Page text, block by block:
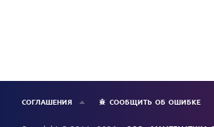
СОГЛАШЕНИЯ СООБЩИТЬ ОБ ОШИБКЕ